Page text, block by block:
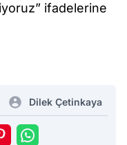
ifadelerine
Dilek Çetinkaya